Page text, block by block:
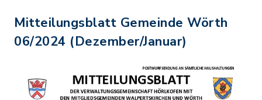
Mitteilungsblatt Gemeinde Wörth
06/2024 (Dezember/Januar)